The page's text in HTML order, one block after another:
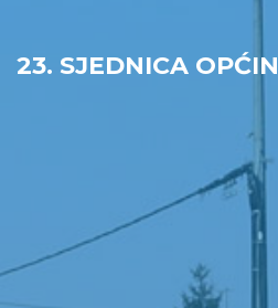
23. SJEDNICA